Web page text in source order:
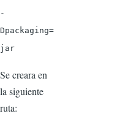
-
Dpackaging=
jar
Se creara en
la siguiente
ruta: